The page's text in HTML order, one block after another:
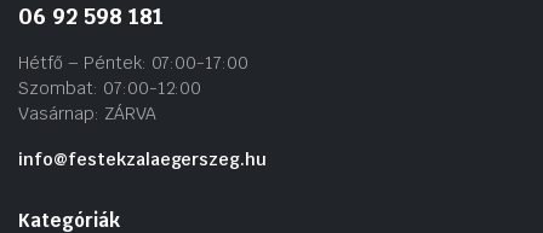
06 92 598 181
Hétfő – Péntek: 07:00-17:00
Szombat: 07:00-12:00
Vasárnap: ZÁRVA
info@festekzalaegerszeg.hu
Kategóriák